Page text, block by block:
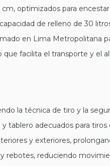
optimizados para
de relleno de 30
en Lima Metropolita­na
que facilita el transporte y el
la técnica de tiro y la
tablero adecuados para
y exteriores,
rebotes, reduciendo